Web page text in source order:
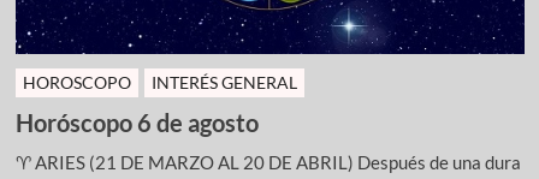
HOROSCOPO INTERÉS GENERAL
Horóscopo 6 de agosto
♈ ARIES (21 DE MARZO AL 20 DE ABRIL) Después de una dura